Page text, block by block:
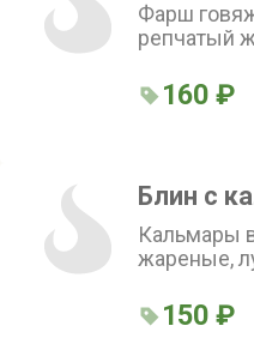
Фарш
репчатый
160 ₽
Блин с
Кальмары
жареные,
150 ₽